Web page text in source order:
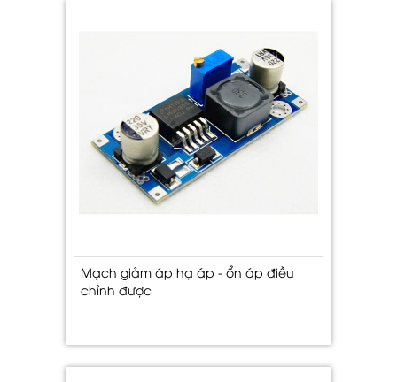
Mạch giảm áp hạ áp - ổn áp điều
chỉnh được